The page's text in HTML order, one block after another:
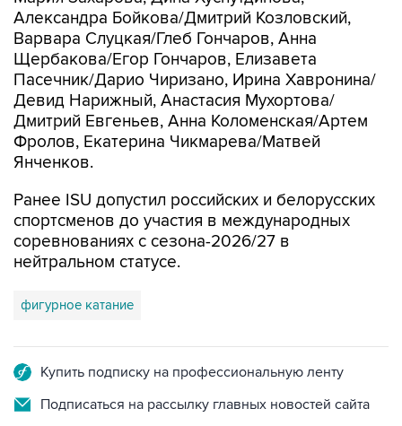
Александра Бойкова/Дмитрий Козловский,
Варвара Слуцкая/Глеб Гончаров, Анна
Щербакова/Егор Гончаров, Елизавета
Пасечник/Дарио Чиризано, Ирина Хавронина/
Девид Нарижный, Анастасия Мухортова/
Дмитрий Евгеньев, Анна Коломенская/Артем
Фролов, Екатерина Чикмарева/Матвей
Янченков.
Ранее ISU допустил российских и белорусских
спортсменов до участия в международных
соревнованиях с сезона-2026/27 в
нейтральном статусе.
фигурное катание
Купить подписку на профессиональную ленту
Подписаться на рассылку главных новостей сайта